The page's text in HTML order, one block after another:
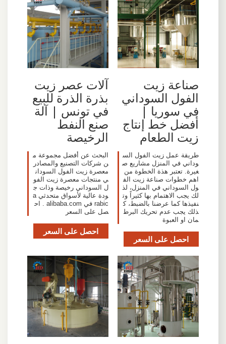
صناعة زيت
الفول السوداني
في سوريا |
أفضل خط إنتاج
زيت الطعام
طريقة عمل زيت الفول الس
وداني في المنزل مشاريع ص
غيرة. تعتبر هذة الخطوة من
اهم خطوات صناعة زيت الف
ول السوداني في المنزل، لذ
لك يجب الاهتمام بها كثيراً وت
نفيذها كما عرضنا بالضبط، ك
ذلك يجب عدم تحريك البرط
مان او العبوة
احصل على السعر
آلات عصر زيت
بذرة الذرة للبيع
في تونس | آلة
صنع النفط
الرخيصة
البحث عن أفضل مجموعة م
ن شركات التصنيع والمصادر
معصرة زيت الفول السودان
ي منتجات معصرة زيت الفو
ل السوداني رخيصة وذات ج
ودة عالية لأسواق متحدثي a
rabic في alibaba.com . اح
صل على السعر
احصل على السعر